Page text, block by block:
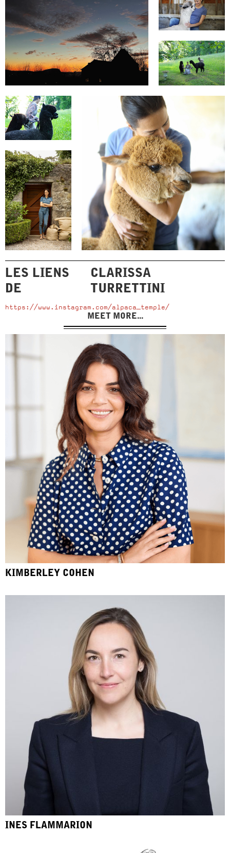
LES LIENS
DE
CLARISSA
TURRETTINI
https://www.instagram.com/alpaca_temple/
MEET MORE...
KIMBERLEY COHEN
INES FLAMMARION